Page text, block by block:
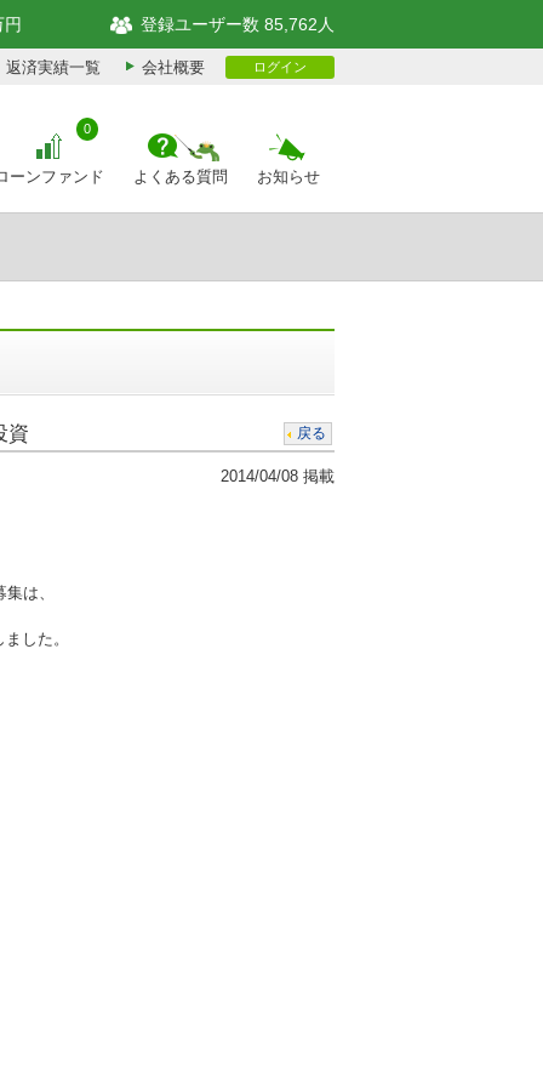
円 登録ユーザー数 85,762人
返済実績一覧 会社概要 ログイン
ーンファンド
0
よくある質問 お知らせ
資 戻る
2014/04/08 掲載
は、
した。